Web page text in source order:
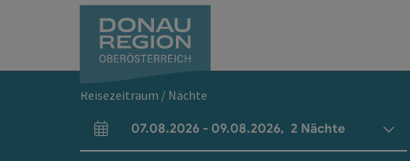
Reisezeitraum / Nächte
An- und Abreisefelder
07.08.2026 - 09.08.2026, 2 Nächte